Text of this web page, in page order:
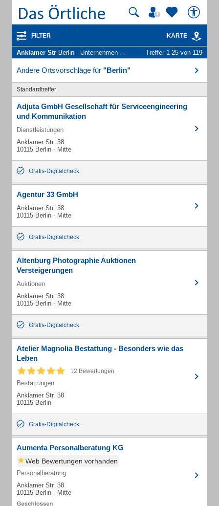
FILTER KARTE
Anklamer Str Berlin - Unternehmen und Personen Treffer 1-25 von 119
Andere Ortsvorschläge für "Berlin"
Standardtreffer
Adjuta GmbH Gesellschaft für Serviceengineering
und Kommunikation
Dienstleistungen
Anklamer Str. 38
10115 Berlin - Mitte
Gratis-Digitalcheck
Agentur 33 GmbH
Anklamer Str. 38
10115 Berlin - Mitte
Gratis-Digitalcheck
Altenburg Photographie Auktionen
Versteigerungen
Auktionen
Anklamer Str. 38
10115 Berlin - Mitte
Gratis-Digitalcheck
Atelier Magnolia Bestattung - Besonders wie das
Leben
12 Bewertungen
Bestattungen
Anklamer Str. 38
10115 Berlin
Gratis-Digitalcheck
Aumenta Personalberatung KG
Web Bewertungen vorhanden
Personalberatung
Anklamer Str. 38
10115 Berlin - Mitte